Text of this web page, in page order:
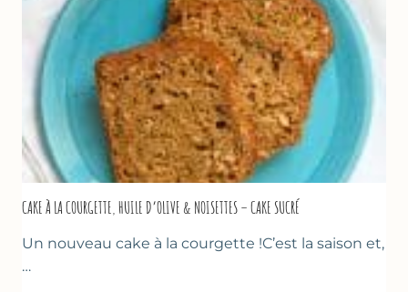
CAKE À LA COURGETTE, HUILE D’OLIVE & NOISETTES – CAKE SUCRÉ
Un nouveau cake à la courgette !C’est la saison et,
…